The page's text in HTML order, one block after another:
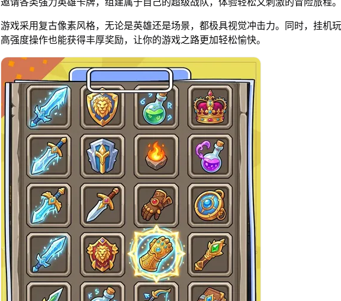
游戏采用复古像素风格，无论是英雄还是场景，都极具视觉冲击力。同时，挂机
高强度操作也能获得丰厚奖励，让你的游戏之路更加轻松愉快。